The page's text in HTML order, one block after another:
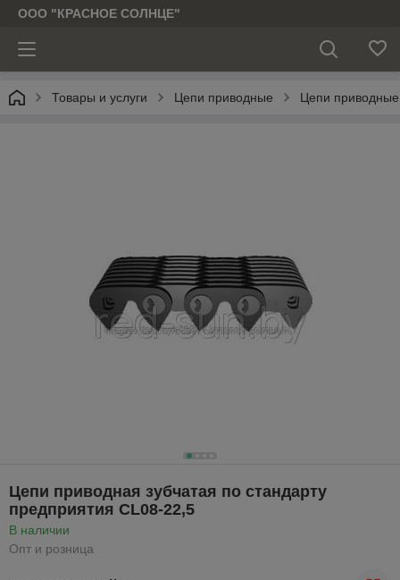
ООО "КРАСНОЕ СОЛНЦЕ"
Товары и услуги Цепи приводные Цепи приводные
Цепи приводная зубчатая по стандарту
предприятия CL08-22,5
В наличии
Опт и розница